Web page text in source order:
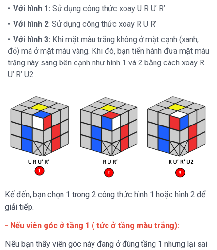
Với hình 1: Sử dụng công thức xoay U R U’ R’
Với hình 2: Sử dụng công thức xoay R U R’
Với hình 3: Khi mặt màu trắng không ở mặt cạnh (xanh,
đỏ) mà ở mặt màu vàng. Khi đó, bạn tiến hành đưa mặt màu
trắng này sang bên cạnh như hình 1 và 2 bằng cách xoay R
U’ R’ U2 .
Kế đến, bạn chọn 1 trong 2 công thức hình 1 hoặc hình 2 để
giải tiếp.
- Nếu viên góc ở tầng 1 ( tức ở tầng màu trắng):
Nếu bạn thấy viên góc này đang ở đúng tầng 1 nhưng lại sai